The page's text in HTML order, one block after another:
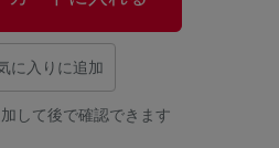
に入りに追加
して後で確認できます